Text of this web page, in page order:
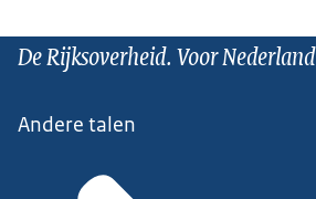
De Rijksoverheid. Voor Nederland
Andere talen